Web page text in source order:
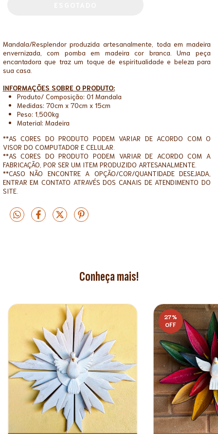
Mandala/Resplendor produzida artesanalmente, toda em madeira
envernizada, com pomba em madeira cor branca. Uma peça
encantadora que traz um toque de espiritualidade e beleza para
sua casa.
INFORMAÇÕES SOBRE O PRODUTO:
Produto/ Composição: 01 Mandala
Medidas: 70cm x 70cm x 15cm
Peso: 1,500kg
Material: Madeira
**AS CORES DO PRODUTO PODEM VARIAR DE ACORDO COM O
VISOR DO COMPUTADOR E CELULAR.
**AS CORES DO PRODUTO PODEM VARIAR DE ACORDO COM A
FABRICAÇÃO, POR SER UM ITEM PRODUZIDO ARTESANALMENTE.
**CASO NÃO ENCONTRE A OPÇÃO/COR/QUANTIDADE DESEJADA,
ENTRAR EM CONTATO ATRAVÉS DOS CANAIS DE ATENDIMENTO DO
SITE.
Conheça mais!
27%
OFF